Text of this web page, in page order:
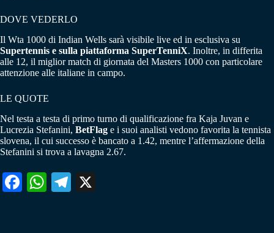
DOVE VEDERLO
Il Wta 1000 di Indian Wells sarà visibile live ed in esclusiva su
Supertennis e sulla piattaforma SuperTenniX. Inoltre, in differita
alle 12, il miglior match di giornata del Masters 1000 con particolare
attenzione alle italiane in campo.
LE QUOTE
Nel testa a testa di primo turno di qualificazione fra Kaja Juvan e
Lucrezia Stefanini, BetFlag e i suoi analisti vedono favorita la tennista
slovena, il cui successo è bancato a 1.42, mentre l’affermazione della
Stefanini si trova a lavagna 2.67.
Fa W
Te